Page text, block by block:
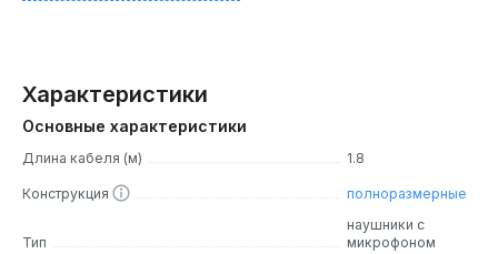
Характеристики
Основные характеристики
Длина кабеля (м) 1.8
Конструкция полноразмерные
Тип
наушники с
микрофоном